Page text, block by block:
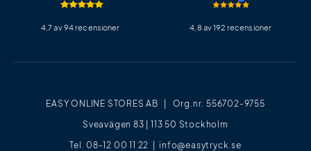
EASY ONLINE STORES AB | Org.nr. 556702-9755
Sveavägen 83 | 113 50 Stockholm
Tel. 08-12 00 11 22 | info@easytryck.se
4,7 av 94 recensioner 4,8 av 192 recensioner